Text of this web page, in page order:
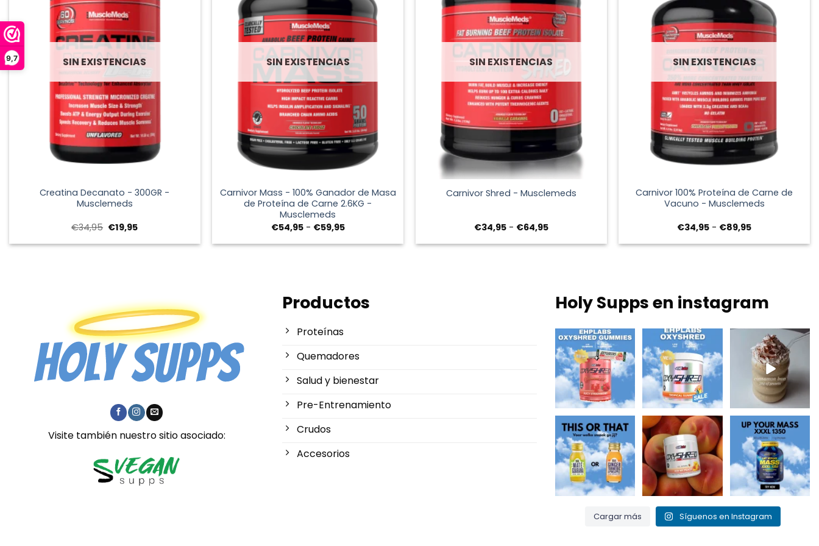
9,7 SIN EXISTENCIAS
Creatina Decanato - 300GR -
Musclemeds
€34,95 El
precio
original
€19,95El
actual
SIN EXISTENCIAS
Carnivor Mass - 100% Ganador de Masa
de Proteína de Carne 2.6KG -
Musclemeds
€54,95 - €59,95Rango
precios:
SIN EXISTENCIAS
Carnivor Shred - Musclemeds
€34,95 - €64,95Rango
precios:
SIN EXISTENCIAS
Carnivor 100% Proteína de Carne de
Vacuno - Musclemeds
€34,95 - €89,95Rango
precios:
Visite también nuestro sitio asociado:
Productos
Proteínas
Quemadores
Salud y bienestar
Pre-Entrenamiento
Crudos
Accesorios
Holy Supps en instagram
Nuevo en Holy Supps
🍬⚡
OxyShred Gummies
de...
3
¡Bajo en grasas y
150mg de cafeína
por ración! ⚡...
0 2
Nutritivo, rico en
proteínas y perfecto
para...
2 0
¿Mate y guaraná
para un chute de
energía o...
0 0
¡Bésame el
melocotón y quema
esa grasa! 🍑🔥
...
1 0
Up Your Mass XXXL
1350 = proteínas +
BCAA para el...
1 0
Cargar más Síguenos en Instagram